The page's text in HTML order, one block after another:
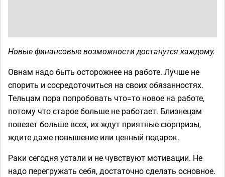
Новые финансовые возможности достанутся каждому.
Овнам надо быть осторожнее на работе. Лучше не
спорить и сосредоточиться на своих обязанностях.
Тельцам пора попробовать что=то новое на работе,
потому что старое больше не работает. Близнецам
повезет больше всех, их ждут приятные сюрпризы,
ждите даже повышение или ценный подарок.
Раки сегодня устали и не чувствуют мотивации. Не
надо перегружать себя, достаточно сделать основное.